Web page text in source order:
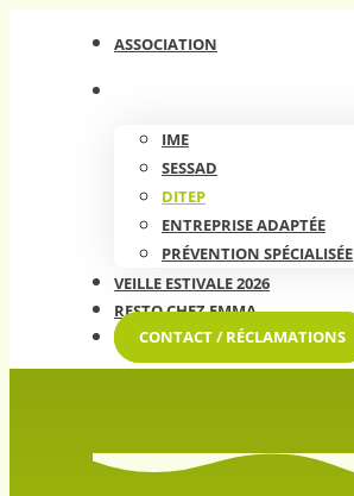
ASSOCIATION
IME
SESSAD
DITEP
ENTREPRISE ADAPTÉE
PRÉVENTION SPÉCIALISÉE
VEILLE ESTIVALE 2026
RESTO CHEZ EMMA
CONTACT / RÉCLAMATIONS